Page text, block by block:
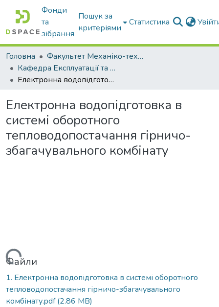
Фонди
та
зібрання
Пошук за
критеріями
Статистика
Головна
Факультет Механіко-технологічний
Кафедра Експлуатації та технічного сервісу машин
Електронна водопідготовка в системі оборотного тепловодопостачання гірничо-збагачувального комбінату
Електронна водопідготовка в
системі оборотного
тепловодопостачання гірничо-
збагачувального комбінату
Файли
1. Електронна водопідготовка в системі оборотного
тепловодопостачання гірничо-збагачувального
комбінату.pdf(2.86 MB)